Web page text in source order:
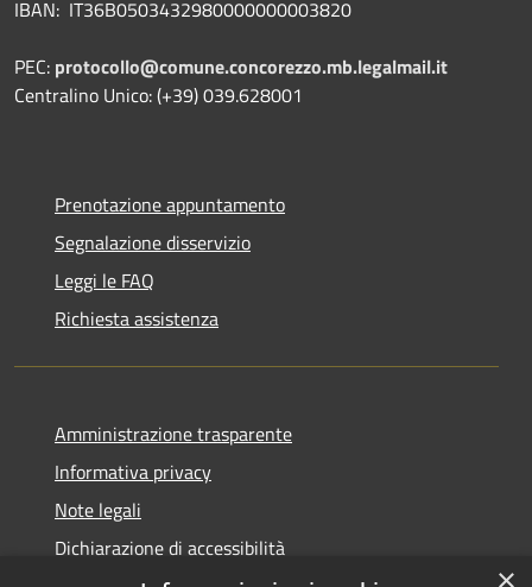
IBAN: IT36B0503432980000000003820
PEC: protocollo@comune.concorezzo.mb.legalmail.it
Centralino Unico: (+39) 039.628001
Prenotazione appuntamento
Segnalazione disservizio
Leggi le FAQ
Richiesta assistenza
Amministrazione trasparente
Informativa privacy
Note legali
Dichiarazione di accessibilità